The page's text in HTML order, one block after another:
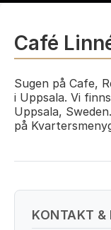
Café
Sugen på Cafe,
i Uppsala. Vi
Uppsala,
på
KONTAKT &